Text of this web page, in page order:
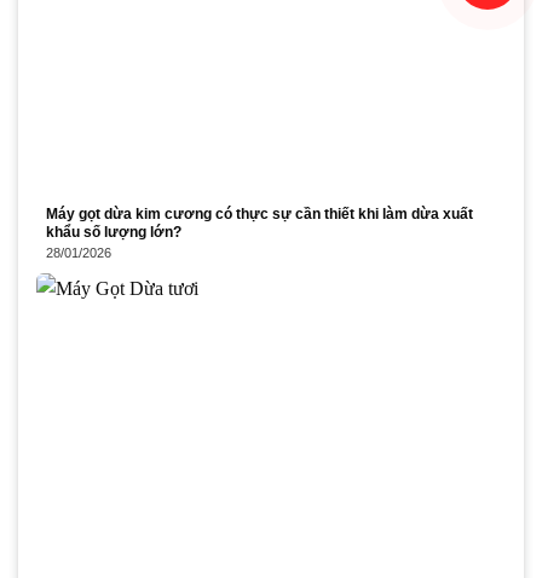
Máy gọt dừa kim cương có thực sự cần thiết khi làm dừa xuất
khẩu số lượng lớn?
28/01/2026